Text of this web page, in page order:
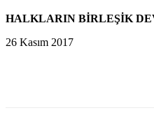
HALKLARIN BİRLEŞİK
26 Kasım 2017